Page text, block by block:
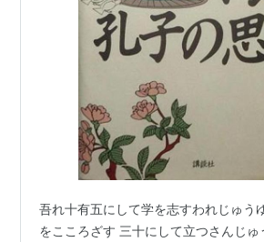
吾れ十有五にして学を志すわれじゅう
をこころざす 三十にして立つさんじ